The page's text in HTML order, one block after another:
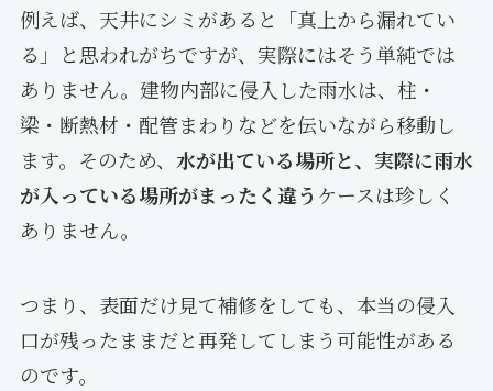
例えば、天井にシミがあると「真上から漏れてい
る」と思われがちですが、実際にはそう単純では
ありません。建物内部に侵入した雨水は、柱・
梁・断熱材・配管まわりなどを伝いながら移動し
ます。そのため、 水が出ている場所と、実際に雨水
が入っている場所がまったく違う ケースは珍しく
ありません。
つまり、表面だけ見て補修をしても、本当の侵入
口が残ったままだと再発してしまう可能性がある
のです。